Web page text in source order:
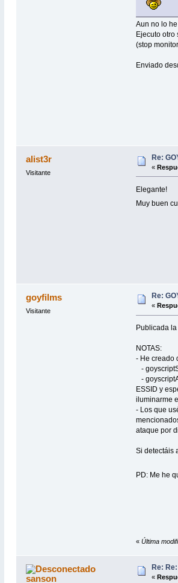
Aun no lo
Ejecuto otro
(stop
Enviado
alist3r
Visitante
Re:
«
Elegante!
Muy buen
goyfilms
Visitante
Re:
«
Publicada
NOTAS:
- He creado
-
-
ESSID y
iluminarme
- Los que
ataque por
Si detectáis
PD: Me he
«Última
sanson
Re:
«